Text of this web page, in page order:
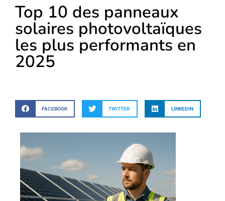
Top 10 des panneaux
solaires photovoltaïques
les plus performants en
2025
FACEBOOK TWITTER LINKEDIN